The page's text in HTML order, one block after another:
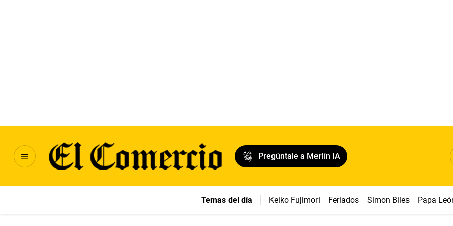
Pregúntale a Merlín IA
Temas del día Keiko Fujimori Feriados Simon Biles Papa